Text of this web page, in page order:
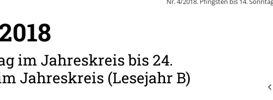
im Jahreskreis bis 24.
Jahreskreis (Lesejahr B)